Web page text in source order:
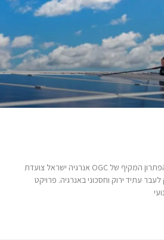
מהפכה סולארית בישראל והפתרון המקיף של OGC אנרגיה ישראל צועדת
עתיד ירוק וחסכוני באנרגיה. פרויקט